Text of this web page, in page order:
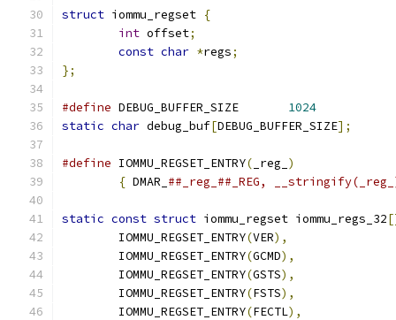
struct iommu_regset {
int offset;
const char *regs;
};
#define
1024
static char debug_buf[DEBUG_BUFFER_SIZE];
#define IOMMU_REGSET_ENTRY( _reg_ )
{ DMAR_ ##_reg_##_REG,
static const struct iommu_regset iommu_regs_32
	IOMMU_REGSET_ENTRY
(VER),
	IOMMU_REGSET_ENTRY
(GCMD),
	IOMMU_REGSET_ENTRY
(GSTS),
	IOMMU_REGSET_ENTRY
(FSTS),
	IOMMU_REGSET_ENTRY
(FECTL),